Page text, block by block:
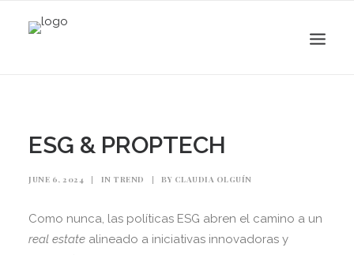
ESG & PROPTECH
JUNE 6, 2024 | IN TREND | BY CLAUDIA OLGUÍN
Como nunca, las políticas ESG abren el camino a un
real estate alineado a iniciativas innovadoras y